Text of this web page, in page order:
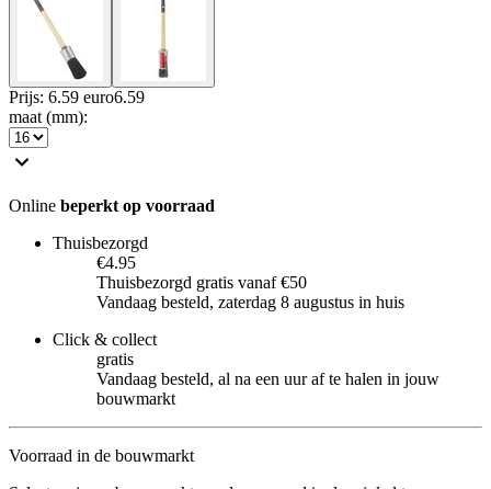
Prijs: 6.59 euro6.59
maat (mm):
Online beperkt op voorraad
Thuisbezorgd
€4.95
Thuisbezorgd gratis vanaf €50
Vandaag besteld, zaterdag 8 augustus in huis
Click & collect
gratis
Vandaag besteld, al na een uur af te halen in jouw
bouwmarkt
Voorraad in de bouwmarkt